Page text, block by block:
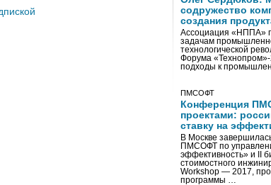
содружество
создания
Ассоциация «НППА»
задачам
технологической
Форума «Технопром»-
подходы к
ПМСОФТ
Конференция
проектами:
ставку на
В Москве
ПМСОФТ по
эффективность» и II
стоимостного
Workshop — 2017,
программы …